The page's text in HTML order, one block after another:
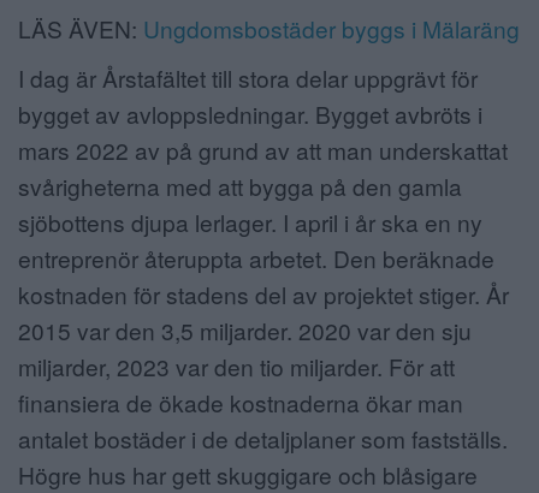
LÄS ÄVEN: Ungdomsbostäder byggs i Mälaräng
I dag är Årstafältet till stora delar uppgrävt för
bygget av avloppsledningar. Bygget avbröts i
mars 2022 av på grund av att man underskattat
svårigheterna med att bygga på den gamla
sjöbottens djupa lerlager. I april i år ska en ny
entreprenör återuppta arbetet. Den beräknade
kostnaden för stadens del av projektet stiger. År
2015 var den 3,5 miljarder. 2020 var den sju
miljarder, 2023 var den tio miljarder. För att
finansiera de ökade kostnaderna ökar man
antalet bostäder i de detaljplaner som fastställs.
Högre hus har gett skuggigare och blåsigare